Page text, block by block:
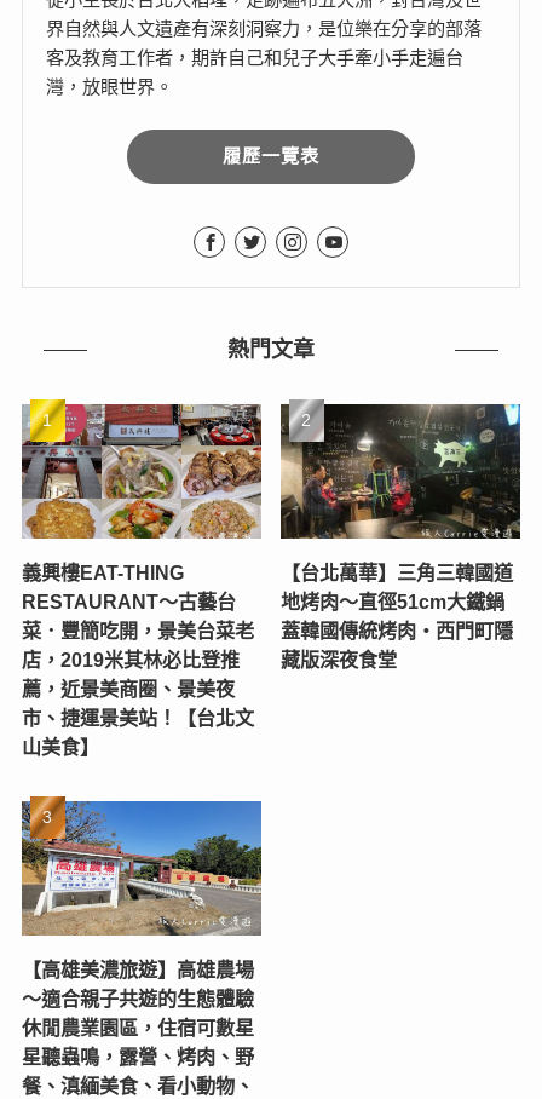
界自然與人文遺產有深刻洞察力，是位樂在分享的部落
客及教育工作者，期許自己和兒子大手牽小手走遍台
灣，放眼世界。
履歷一覽表
熱門文章
義興樓EAT-THING
RESTAURANT〜古藝台
菜．豐簡吃開，景美台菜老
店，2019米其林必比登推
薦，近景美商圈、景美夜
市、捷運景美站！【台北文
山美食】
【台北萬華】三角三韓國道
地烤肉～直徑51cm大鐵鍋
蓋韓國傳統烤肉‧西門町隱
藏版深夜食堂
【高雄美濃旅遊】高雄農場
〜適合親子共遊的生態體驗
休閒農業園區，住宿可數星
星聽蟲鳴，露營、烤肉、野
餐、滇緬美食、看小動物、